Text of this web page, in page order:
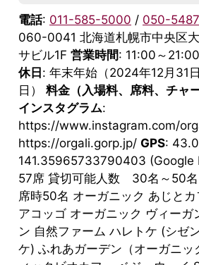
電話: 011-585-5000 / 050-
060-0041 北海道札幌市中央区
サビル1F 営業時間: 11:00～
休日: 年末年始（2024年12月31
日） 料金（入場料、席料、チャ
インスタグラム:
https://www.instagram.com/
https://orgali.gorp.jp/ GPS:
141.35965733790403
57席 貸切可能人数 30名～50
席時50名 オーガニック あじと
アコッゴ オーガニック ヴィーガ
ン 自然ファーム ハレトケ (シゼ
ケ) ふれあガーデン（オーガニッ